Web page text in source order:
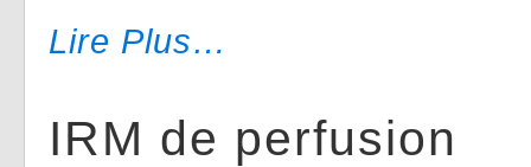
Lire Plus…
IRM de perfusion